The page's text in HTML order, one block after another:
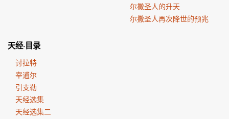
尔撒圣人的升天
尔撒圣人再次降世的预兆
天经·目录
讨拉特
宰逋尔
引支勒
天经选集
天经选集二